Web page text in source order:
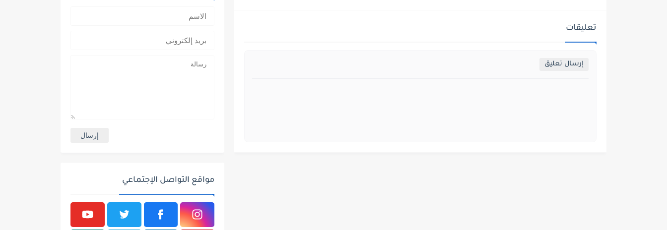
تعليقات
إرسال تعليق
مواقع التواصل الإجتماعي